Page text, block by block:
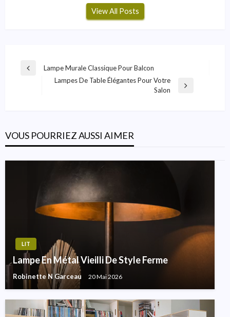
View All Posts
Navigation
PreviousLampe Murale Classique Pour Balcon
Lampes De Table Élégantes Pour Votre
Salon
VOUS POURRIEZ AUSSI AIMER
LIT
Lampe En Métal Vieilli De Style Ferme
Robinette N Garceau 20 Mai 2026